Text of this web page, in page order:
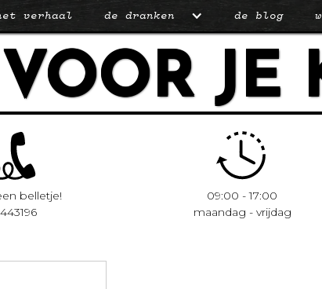
verhaal de dranken de blog
JE
belletje!
09:00 - 17:00
maandag - vrijdag